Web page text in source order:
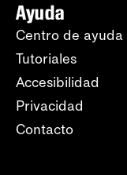
Ayuda
Centro de ayuda
Tutoriales
Accesibilidad
Privacidad
Contacto